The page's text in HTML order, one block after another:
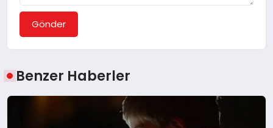
Gönder
Benzer Haberler